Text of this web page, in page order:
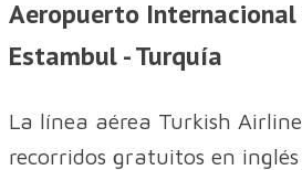
Aeropuerto
Estambul - Turquía
La línea aérea Turkish
recorridos gratuitos en